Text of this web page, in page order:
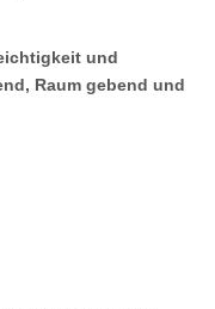
und
Raum gebend und